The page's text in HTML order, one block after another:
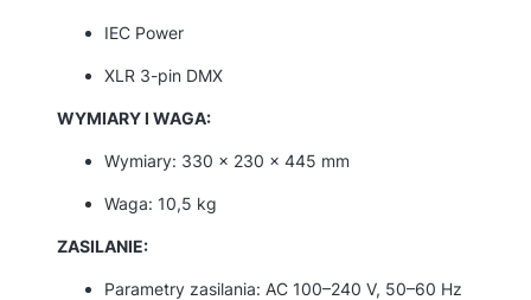
IEC Power
XLR 3-pin DMX
WYMIARY I WAGA:
Wymiary: 330 x 230 x 445 mm
Waga: 10,5 kg
ZASILANIE:
Parametry zasilania: AC 100–240 V, 50–60 Hz